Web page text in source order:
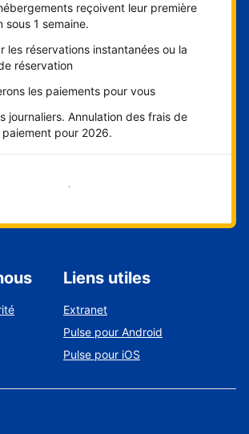
reçoivent leur première
sous 1 semaine.
les réservations instantanées ou la
réservation
les paiements pour vous
journaliers. Annulation des frais de
pour 2026.
Démarrer maintenant
Liens utiles
Extranet
Pulse pour Android
Pulse pour iOS